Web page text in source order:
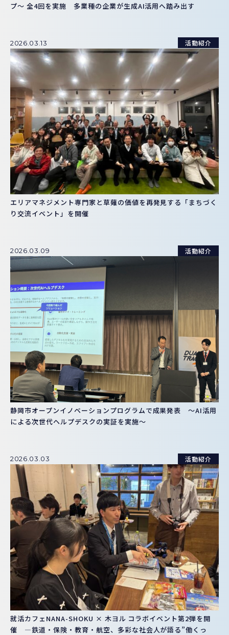
プ〜 全4回を実施 多業種の企業が生成AI活用へ踏み出す
2026.03.13 活動紹介
エリアマネジメント専門家と草薙の価値を再発見する「まちづく
り交流イベント」を開催
2026.03.09 活動紹介
静岡市オープンイノベーションプログラムで成果発表 ～AI活用
による次世代ヘルプデスクの実証を実施～
2026.03.03 活動紹介
就活カフェNANA-SHOKU × 木ヨル コラボイベント第2弾を開
催 ―鉄道・保険・教育・航空、多彩な社会人が語る”働くっ